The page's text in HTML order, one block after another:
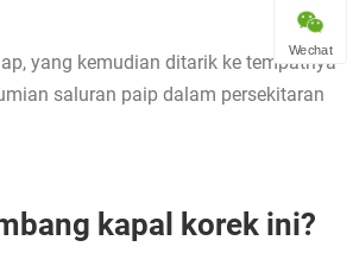
yang kemudian ditarik ke tempatnya
saluran paip dalam persekitaran
kapal korek ini?
Wechat